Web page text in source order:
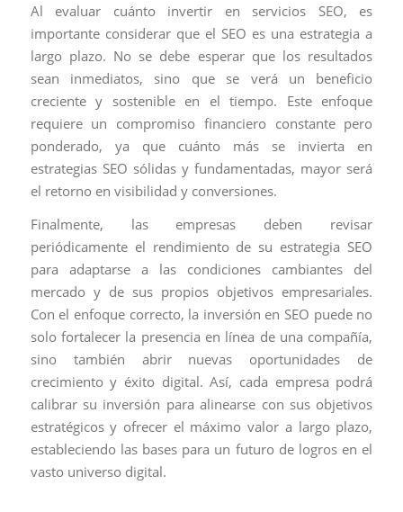
Al evaluar cuánto invertir en servicios SEO, es
importante considerar que el SEO es una estrategia a
largo plazo. No se debe esperar que los resultados
sean inmediatos, sino que se verá un beneficio
creciente y sostenible en el tiempo. Este enfoque
requiere un compromiso financiero constante pero
ponderado, ya que cuánto más se invierta en
estrategias SEO sólidas y fundamentadas, mayor será
el retorno en visibilidad y conversiones.
Finalmente, las empresas deben revisar
periódicamente el rendimiento de su estrategia SEO
para adaptarse a las condiciones cambiantes del
mercado y de sus propios objetivos empresariales.
Con el enfoque correcto, la inversión en SEO puede no
solo fortalecer la presencia en línea de una compañía,
sino también abrir nuevas oportunidades de
crecimiento y éxito digital. Así, cada empresa podrá
calibrar su inversión para alinearse con sus objetivos
estratégicos y ofrecer el máximo valor a largo plazo,
estableciendo las bases para un futuro de logros en el
vasto universo digital.